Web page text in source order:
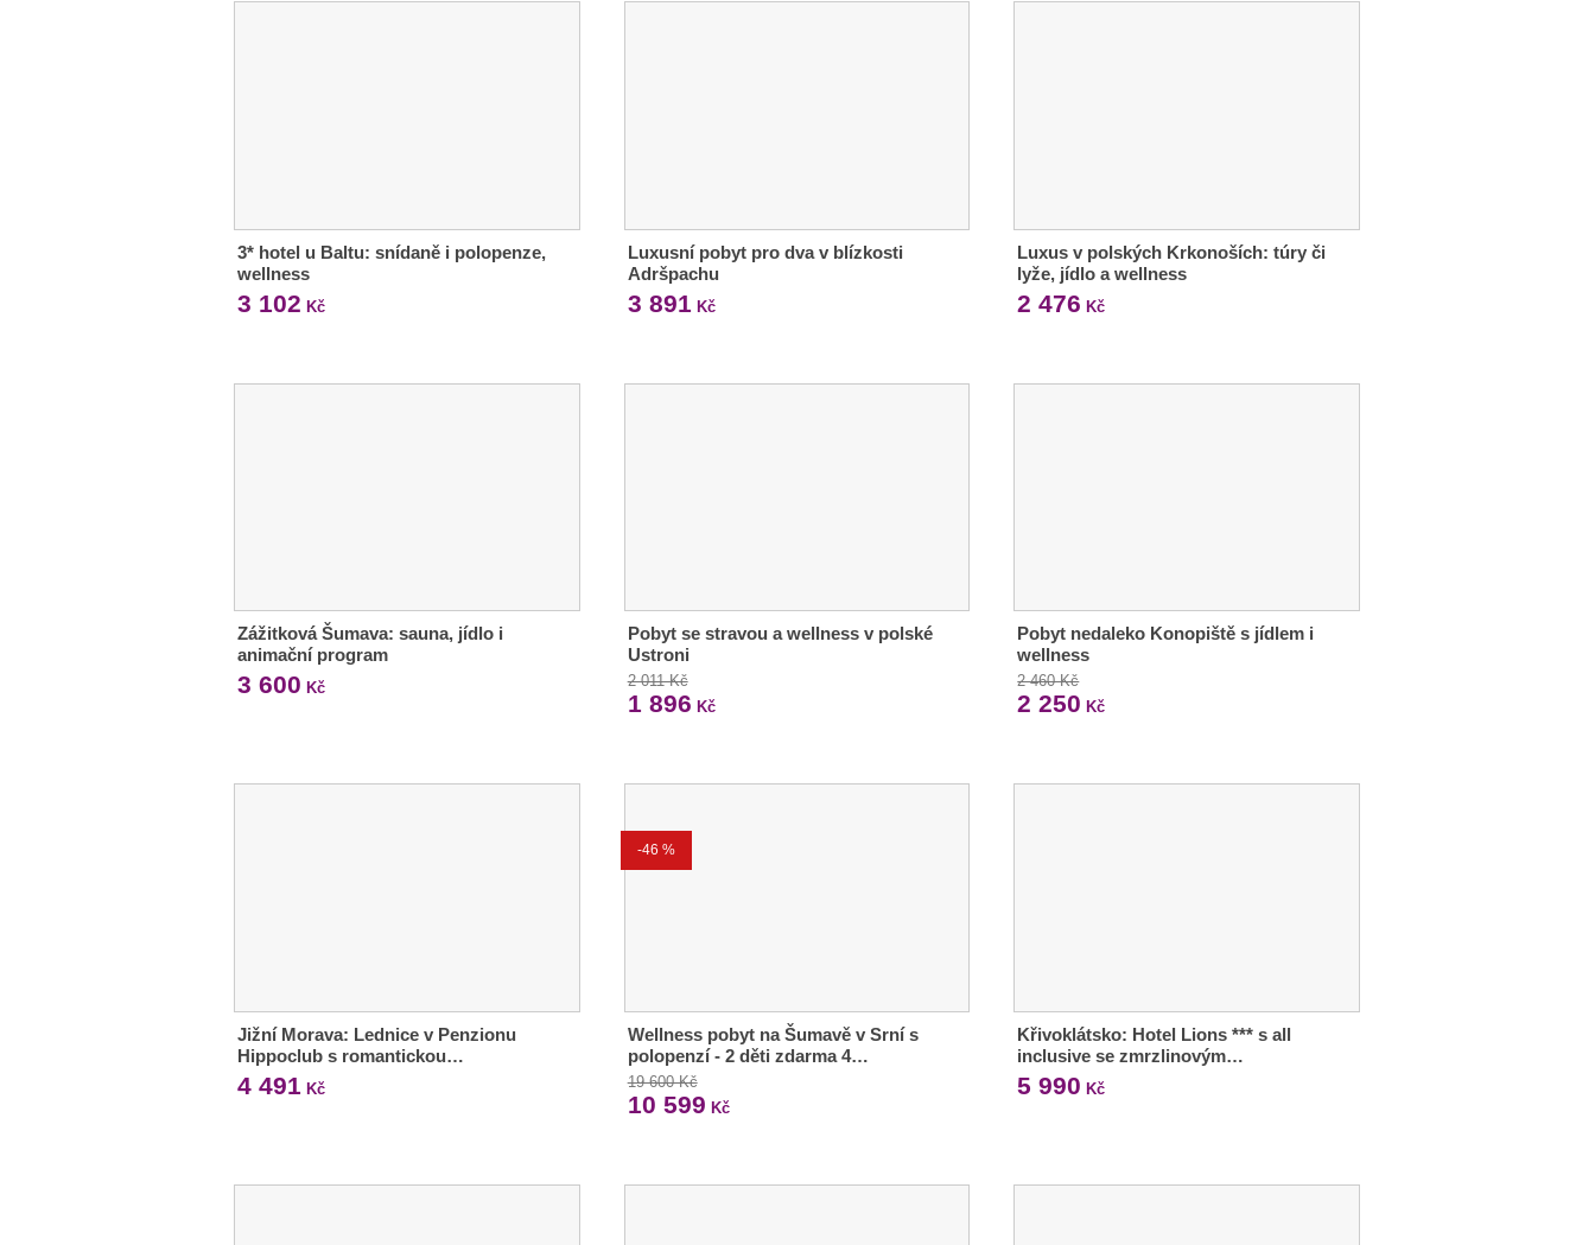
3* hotel u Baltu: snídaně i polopenze,
wellness
3 102 Kč
Luxusní pobyt pro dva v blízkosti
Adršpachu
3 891 Kč
Luxus v polských Krkonoších: túry či
lyže, jídlo a wellness
2 476 Kč
Zážitková Šumava: sauna, jídlo i
animační program
3 600 Kč
Pobyt se stravou a wellness v polské
Ustroni
2 011 Kč
1 896 Kč
Pobyt nedaleko Konopiště s jídlem i
wellness
2 460 Kč
2 250 Kč
Jižní Morava: Lednice v Penzionu
Hippoclub s romantickou…
4 491 Kč
-46 %
Wellness pobyt na Šumavě v Srní s
polopenzí - 2 děti zdarma 4…
19 600 Kč
10 599 Kč
Křivoklátsko: Hotel Lions *** s all
inclusive se zmrzlinovým…
5 990 Kč